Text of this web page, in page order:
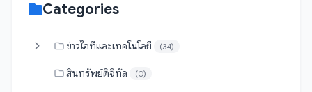
Categories
ข่าวไอทีและเทคโนโลยี (34)
สินทรัพย์ดิจิทัล (0)